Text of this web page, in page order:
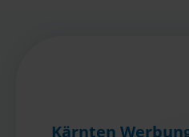
Kärnten